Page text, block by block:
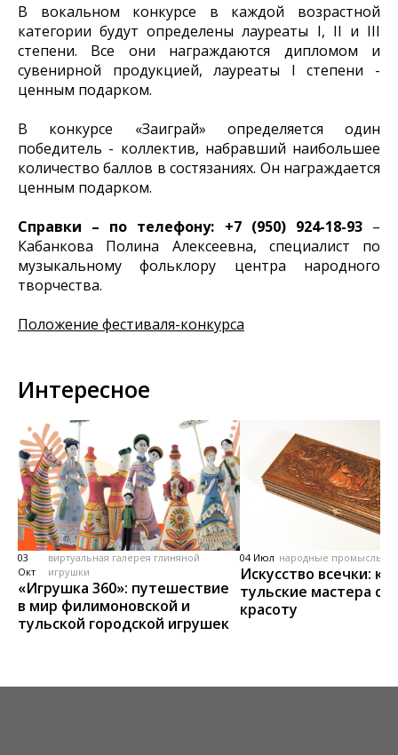
В вокальном конкурсе в каждой возрастной
категории будут определены лауреаты I, II и III
степени. Все они награждаются дипломом и
сувенирной продукцией, лауреаты I степени -
ценным подарком.
В конкурсе «Заиграй» определяется один
победитель - коллектив, набравший наибольшее
количество баллов в состязаниях. Он награждается
ценным подарком.
Справки – по телефону: +7 (950) 924-18-93–
Кабанкова Полина Алексеевна, специалист по
музыкальному фольклору центра народного
творчества.
Положение фестиваля-конкурса
Интересное
03
Окт
виртуальная галерея глиняной
игрушки
«Игрушка 360»: путешествие
в мир филимоновской и
тульской городской игрушек
04 Июл народные промыслы,
Искусство всечки: как
тульские мастера
красоту